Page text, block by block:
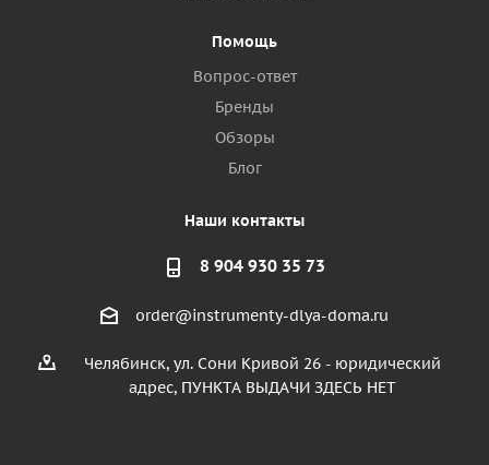
Помощь
Вопрос-ответ
Бренды
Обзоры
Блог
Наши контакты
8 904 930 35 73
order@instrumenty-dlya-doma.ru
Челябинск, ул. Сони Кривой 26 - юридический
адрес, ПУНКТА ВЫДАЧИ ЗДЕСЬ НЕТ